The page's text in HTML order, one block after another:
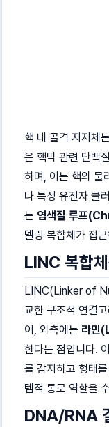
핵 내 골격 지지체
은 핵막 관련 단백
하며, 이는 핵의 물
나 특정 유전자 클
는 염색질 루프
델링 복합체가 접
LINC 복합
LINC(Linker of
교한 구조적 연결
이, 외측에는 라민
한다는 점입니다.
를 감지하고 형태
템적 통로 역할을
DNA/RNA